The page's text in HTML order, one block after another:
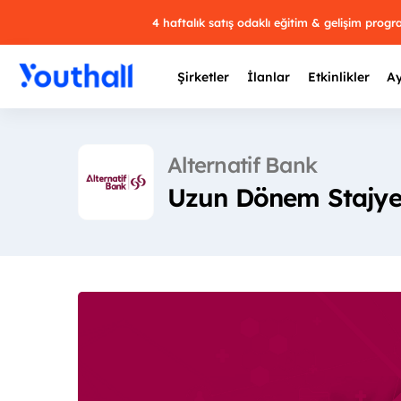
4 haftalık satış odaklı eğitim & gelişim
Şirketler İlanlar Etkinlikler
Alternatif Bank
Uzun Dönem